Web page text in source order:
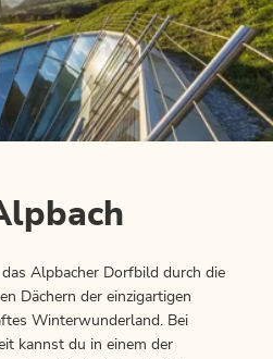
Alpbacher Dorfbild durch die
Dächern der einzigartigen
Winterwunderland. Bei
kannst du in einem der